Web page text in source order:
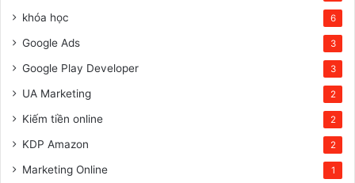
khóa học 6
Google Ads 3
Google Play Developer 3
UA Marketing 2
Kiếm tiền online 2
KDP Amazon 2
Marketing Online 1